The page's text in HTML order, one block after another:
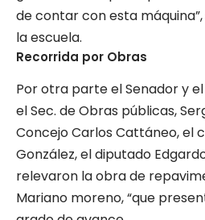
de contar con esta
la escuela.
Recorrida por Obras
Por otra parte el Senador y
el Sec. de Obras públicas,
Concejo Carlos Cattáneo, el
González, el diputado
relevaron la obra de
Mariano moreno, “que